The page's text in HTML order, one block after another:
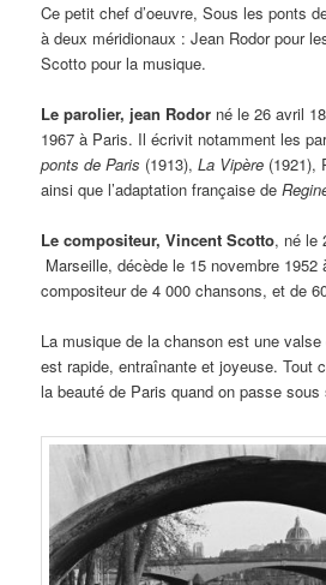
Ce petit chef d’oeuvre, Sous les ponts
à deux méridionaux : Jean Rodor pour
Scotto pour la musique.
Le parolier, jean Rodor né le 26 avril
1967 à Paris. Il écrivit notamment les
ponts de Paris (1913),La Vipère (1921),
ainsi que l’adaptation française de
Le compositeur, Vincent Scotto, né le
Marseille, décède le 15 novembre
compositeur de 4 000 chansons, et de
La musique de la chanson est une
est rapide, entraînante et joyeuse. Tout
la beauté de Paris quand on passe